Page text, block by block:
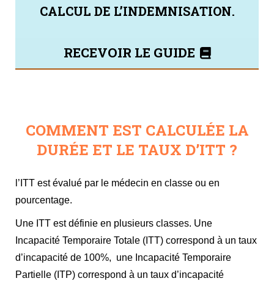
CALCUL DE L’INDEMNISATION.
RECEVOIR LE GUIDE
COMMENT EST CALCULÉE LA
DURÉE ET LE TAUX D’ITT ?
l’ITT est évalué par le médecin en classe ou en
pourcentage.
Une ITT est définie en plusieurs classes. Une
Incapacité Temporaire Totale (ITT) correspond à un taux
d’incapacité de 100%, une Incapacité Temporaire
Partielle (ITP) correspond à un taux d’incapacité